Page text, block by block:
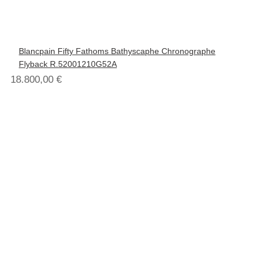
Blancpain Fifty Fathoms Bathyscaphe Chronographe
Flyback R.52001210G52A
18.800,00 €